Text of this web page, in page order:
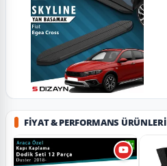
FIYAT & PERFORMANS ÜRÜNLERI